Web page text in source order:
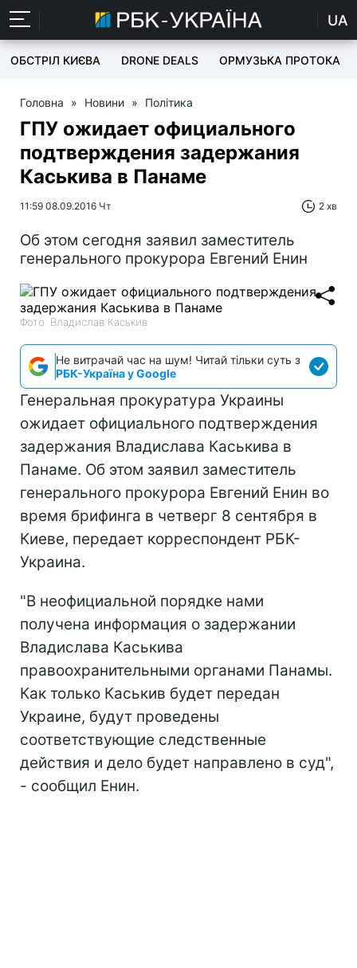
UA
ОБСТРІЛ КИЄВА DRONE DEALS ОРМУЗЬКА ПРОТОКА
Головна » Новини » Політика
ГПУ ожидает официального
подтверждения задержания
Каськива в Панаме
11:59 08.09.2016 Чт 2 хв
Об этом сегодня заявил заместитель
генерального прокурора Евгений Енин
Фото: Владислав Каськив
Не витрачай час на шум! Читай тільки суть з
РБК-Україна у Google
Генеральная прокуратура Украины
ожидает официального подтверждения
задержания Владислава Каськива в
Панаме. Об этом заявил заместитель
генерального прокурора Евгений Енин во
время брифинга в четверг 8 сентября в
Киеве, передает корреспондент РБК-
Украина.
"В неофициальной порядке нами
получена информация о задержании
Владислава Каськива
правоохранительными органами Панамы.
Как только Каськив будет передан
Украине, будут проведены
соответствующие следственные
действия и дело будет направлено в суд",
- сообщил Енин.